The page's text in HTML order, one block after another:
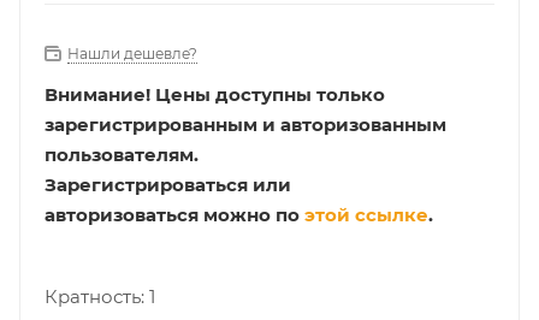
Нашли дешевле?
Внимание! Цены доступны только
зарегистрированным и авторизованным
пользователям.
Зарегистрироваться или
авторизоваться можно по этой ссылке.
Кратность: 1